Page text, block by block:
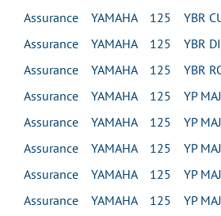
Assurance YAMAHA 125 YBR
Assurance YAMAHA 125 YBR
Assurance YAMAHA 125 YBR
Assurance YAMAHA 125 YP
Assurance YAMAHA 125 YP
Assurance YAMAHA 125 YP
Assurance YAMAHA 125 YP
Assurance YAMAHA 125 YP